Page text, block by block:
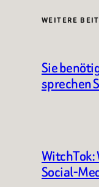
WEITERE
Sie
sprechen
Social-